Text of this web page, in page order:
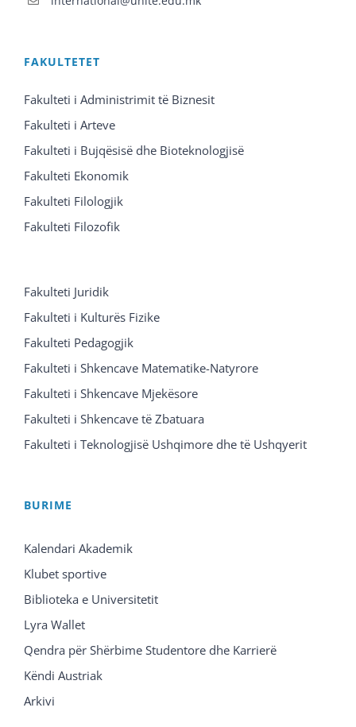
FAKULTETET
Fakulteti i Administrimit të Biznesit
Fakulteti i Arteve
Fakulteti i Bujqësisë dhe Bioteknologjisë
Fakulteti Ekonomik
Fakulteti Filologjik
Fakulteti Filozofik
Fakulteti Juridik
Fakulteti i Kulturës Fizike
Fakulteti Pedagogjik
Fakulteti i Shkencave Matematike-Natyrore
Fakulteti i Shkencave Mjekësore
Fakulteti i Shkencave të Zbatuara
Fakulteti i Teknologjisë Ushqimore dhe të Ushqyerit
BURIME
Kalendari Akademik
Klubet sportive
Biblioteka e Universitetit
Lyra Wallet
Qendra për Shërbime Studentore dhe Karrierë
Këndi Austriak
Arkivi